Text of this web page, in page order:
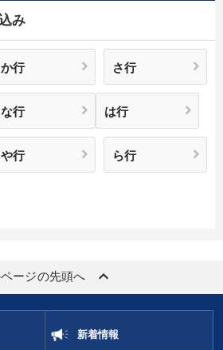
み
か行 さ行
な行 は行
や行 ら行
ージの先頭へ keyboard_arrow_up
新着情報